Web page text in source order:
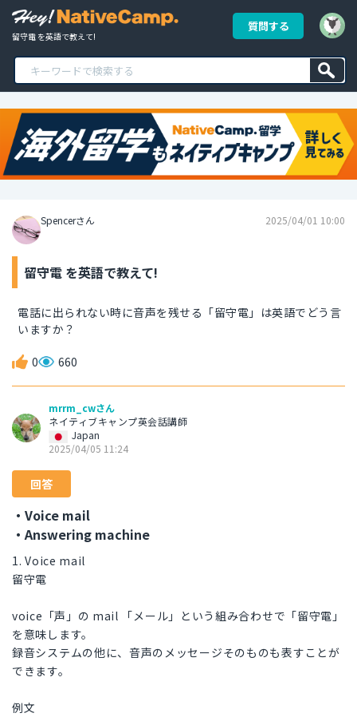
留守電 を英語で教えて!
質問する
Spencerさん 2025/04/01 10:00
留守電 を英語で教えて!
電話に出られない時に音声を残せる「留守電」は英語でどう言
いますか？
0 660
mrrm_cwさん
ネイティブキャンプ英会話講師
Japan
2025/04/05 11:24
回答
・Voice mail
・Answering machine
1. Voice mail
留守電
voice「声」の mail 「メール」という組み合わせで「留守電」
を意味します。
録音システムの他に、音声のメッセージそのものも表すことが
できます。
例文